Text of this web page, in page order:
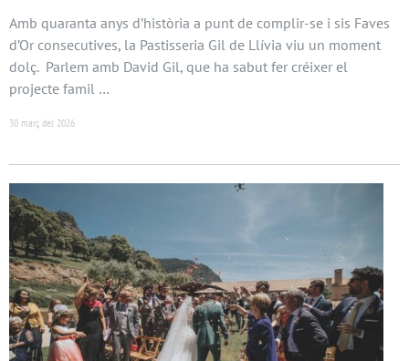
Amb quaranta anys d’història a punt de complir-se i sis Faves
d’Or consecutives, la Pastisseria Gil de Llívia viu un moment
dolç. Parlem amb David Gil, que ha sabut fer créixer el
projecte famil …
30 març del 2026